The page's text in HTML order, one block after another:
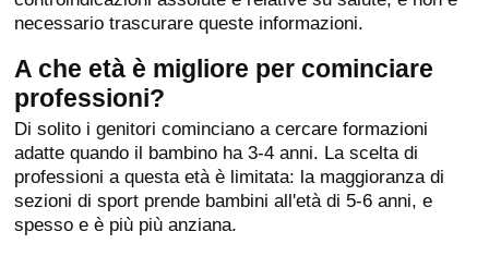
necessario trascurare queste informazioni.
A che età è migliore per cominciare
professioni?
Di solito i genitori cominciano a cercare formazioni
adatte quando il bambino ha 3-4 anni. La scelta di
professioni a questa età è limitata: la maggioranza di
sezioni di sport prende bambini all'età di 5-6 anni, e
spesso e è più più anziana.